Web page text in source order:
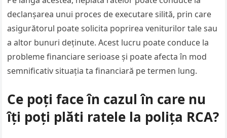
declanșarea unui proces de executare silită, prin care
asigurătorul poate solicita poprirea veniturilor tale sau
a altor bunuri deținute. Acest lucru poate conduce la
probleme financiare serioase și poate afecta în mod
semnificativ situația ta financiară pe termen lung.
Ce poți face în cazul în care nu
îți poți plăti ratele la polița RCA?